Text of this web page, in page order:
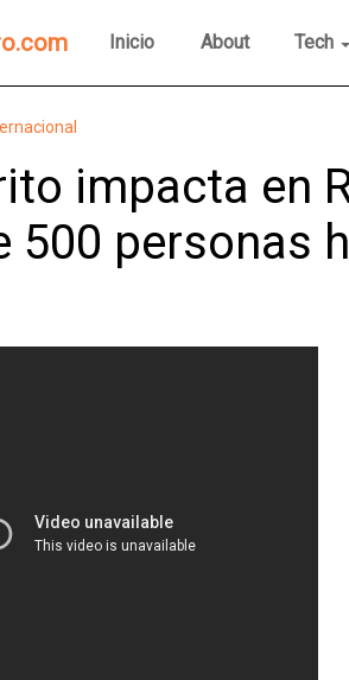
Inicio About Tech
impacta en
500 personas